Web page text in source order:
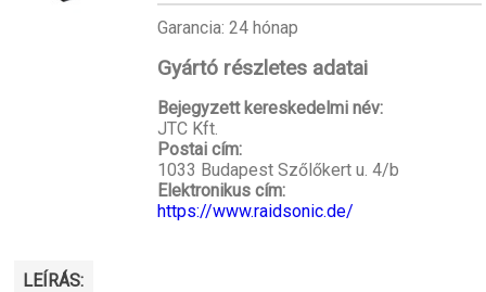
Garancia: 24 hónap
Gyártó részletes adatai
Bejegyzett kereskedelmi név:
JTC Kft.
Postai cím:
1033 Budapest Szőlőkert u. 4/b
Elektronikus cím:
https://www.raidsonic.de/
LEÍRÁS: